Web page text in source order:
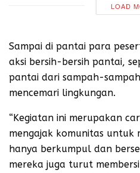
LOAD
Sampai di pantai para
aksi bersih-bersih pantai,
pantai dari sampah-
mencemari lingkungan.
“Kegiatan ini merupakan
mengajak komunitas untuk
hanya berkumpul dan
mereka juga turut